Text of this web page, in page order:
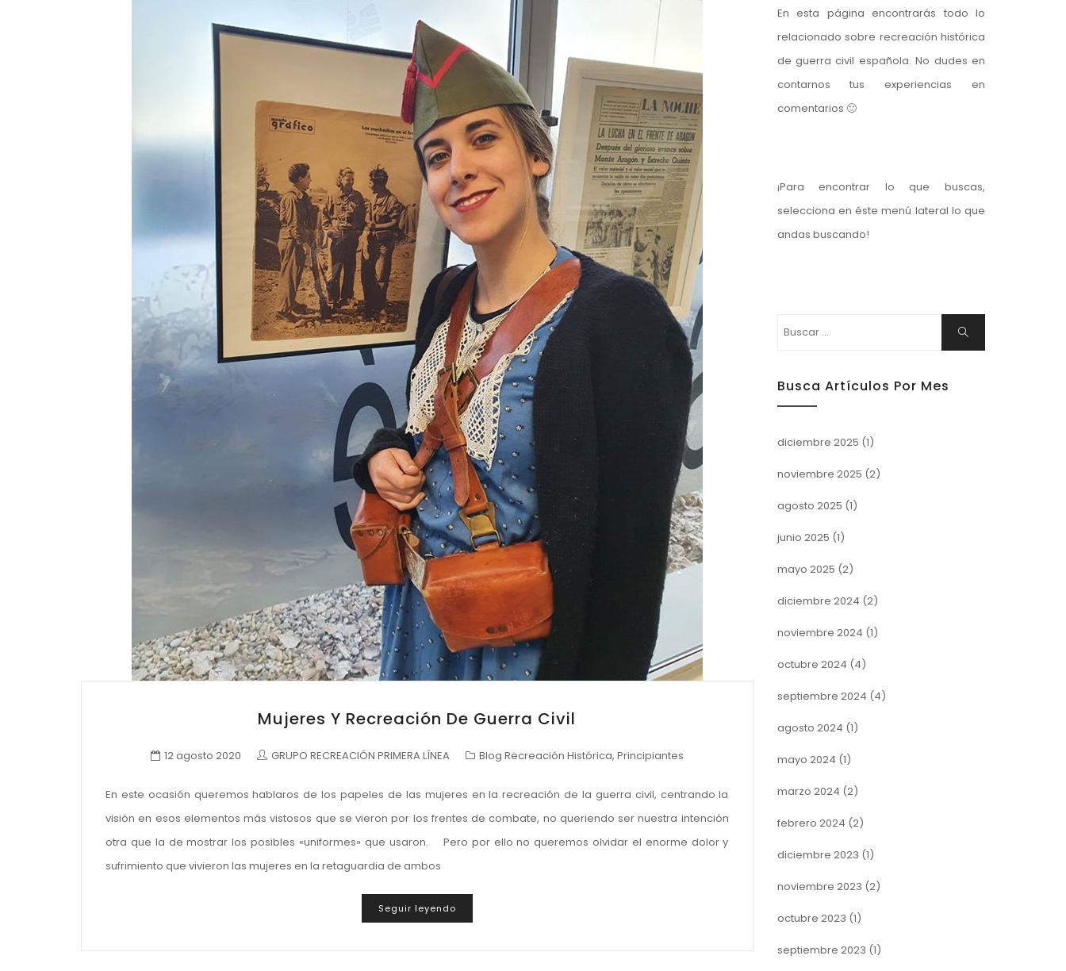
Mujeres Y Recreación De Guerra Civil
12 agosto 2020 GRUPO RECREACIÓN PRIMERA LÍNEA Blog Recreación Histórica, Principiantes
En este ocasión queremos hablaros de los papeles de las mujeres en la recreación de la guerra civil, centrando la
visión en esos elementos más vistosos que se vieron por los frentes de combate, no queriendo ser nuestra intención
otra que la de mostrar los posibles «uniformes» que usaron. Pero por ello no queremos olvidar el enorme dolor y
sufrimiento que vivieron las mujeres en la retaguardia de ambos
Seguir leyendo
En esta página encontrarás todo lo
relacionado sobre recreación histórica
de guerra civil española. No dudes en
contarnos tus experiencias en
comentarios 🙂
¡Para encontrar lo que buscas,
selecciona en éste menú lateral lo que
andas buscando!
Buscar
Busca Artículos Por Mes
diciembre 2025 (1)
noviembre 2025 (2)
agosto 2025 (1)
junio 2025 (1)
mayo 2025 (2)
diciembre 2024 (2)
noviembre 2024 (1)
octubre 2024 (4)
septiembre 2024 (4)
agosto 2024 (1)
mayo 2024 (1)
marzo 2024 (2)
febrero 2024 (2)
diciembre 2023 (1)
noviembre 2023 (2)
octubre 2023 (1)
septiembre 2023 (1)